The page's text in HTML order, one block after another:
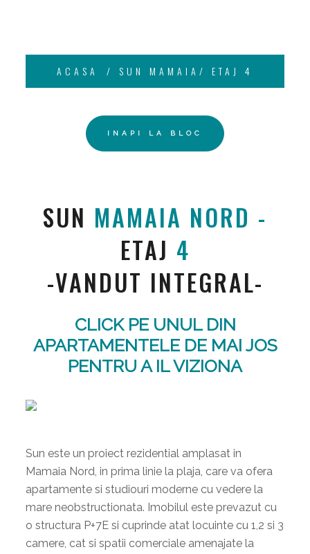
ACASA SUN MAMAIA/ ETAJ 4
INAPI LA BLOC
SUN MAMAIA NORD -
ETAJ 4
-VANDUT INTEGRAL-
CLICK PE UNUL DIN
APARTAMENTELE DE MAI JOS
PENTRU A IL VIZIONA
Sun este un proiect rezidential amplasat in
Mamaia Nord, in prima linie la plaja, care va ofera
apartamente si studiouri moderne cu vedere la
mare neobstructionata. Imobilul este prevazut cu
o structura P+7E si cuprinde atat locuinte cu 1,2 si 3
camere, cat si spatii comerciale amenajate la